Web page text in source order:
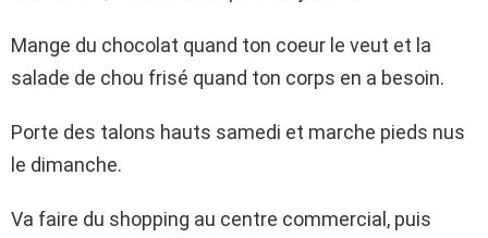
Mange du chocolat quand ton coeur le veut et la
salade de chou frisé quand ton corps en a besoin.
Porte des talons hauts samedi et marche pieds nus
le dimanche.
Va faire du shopping au centre commercial, puis